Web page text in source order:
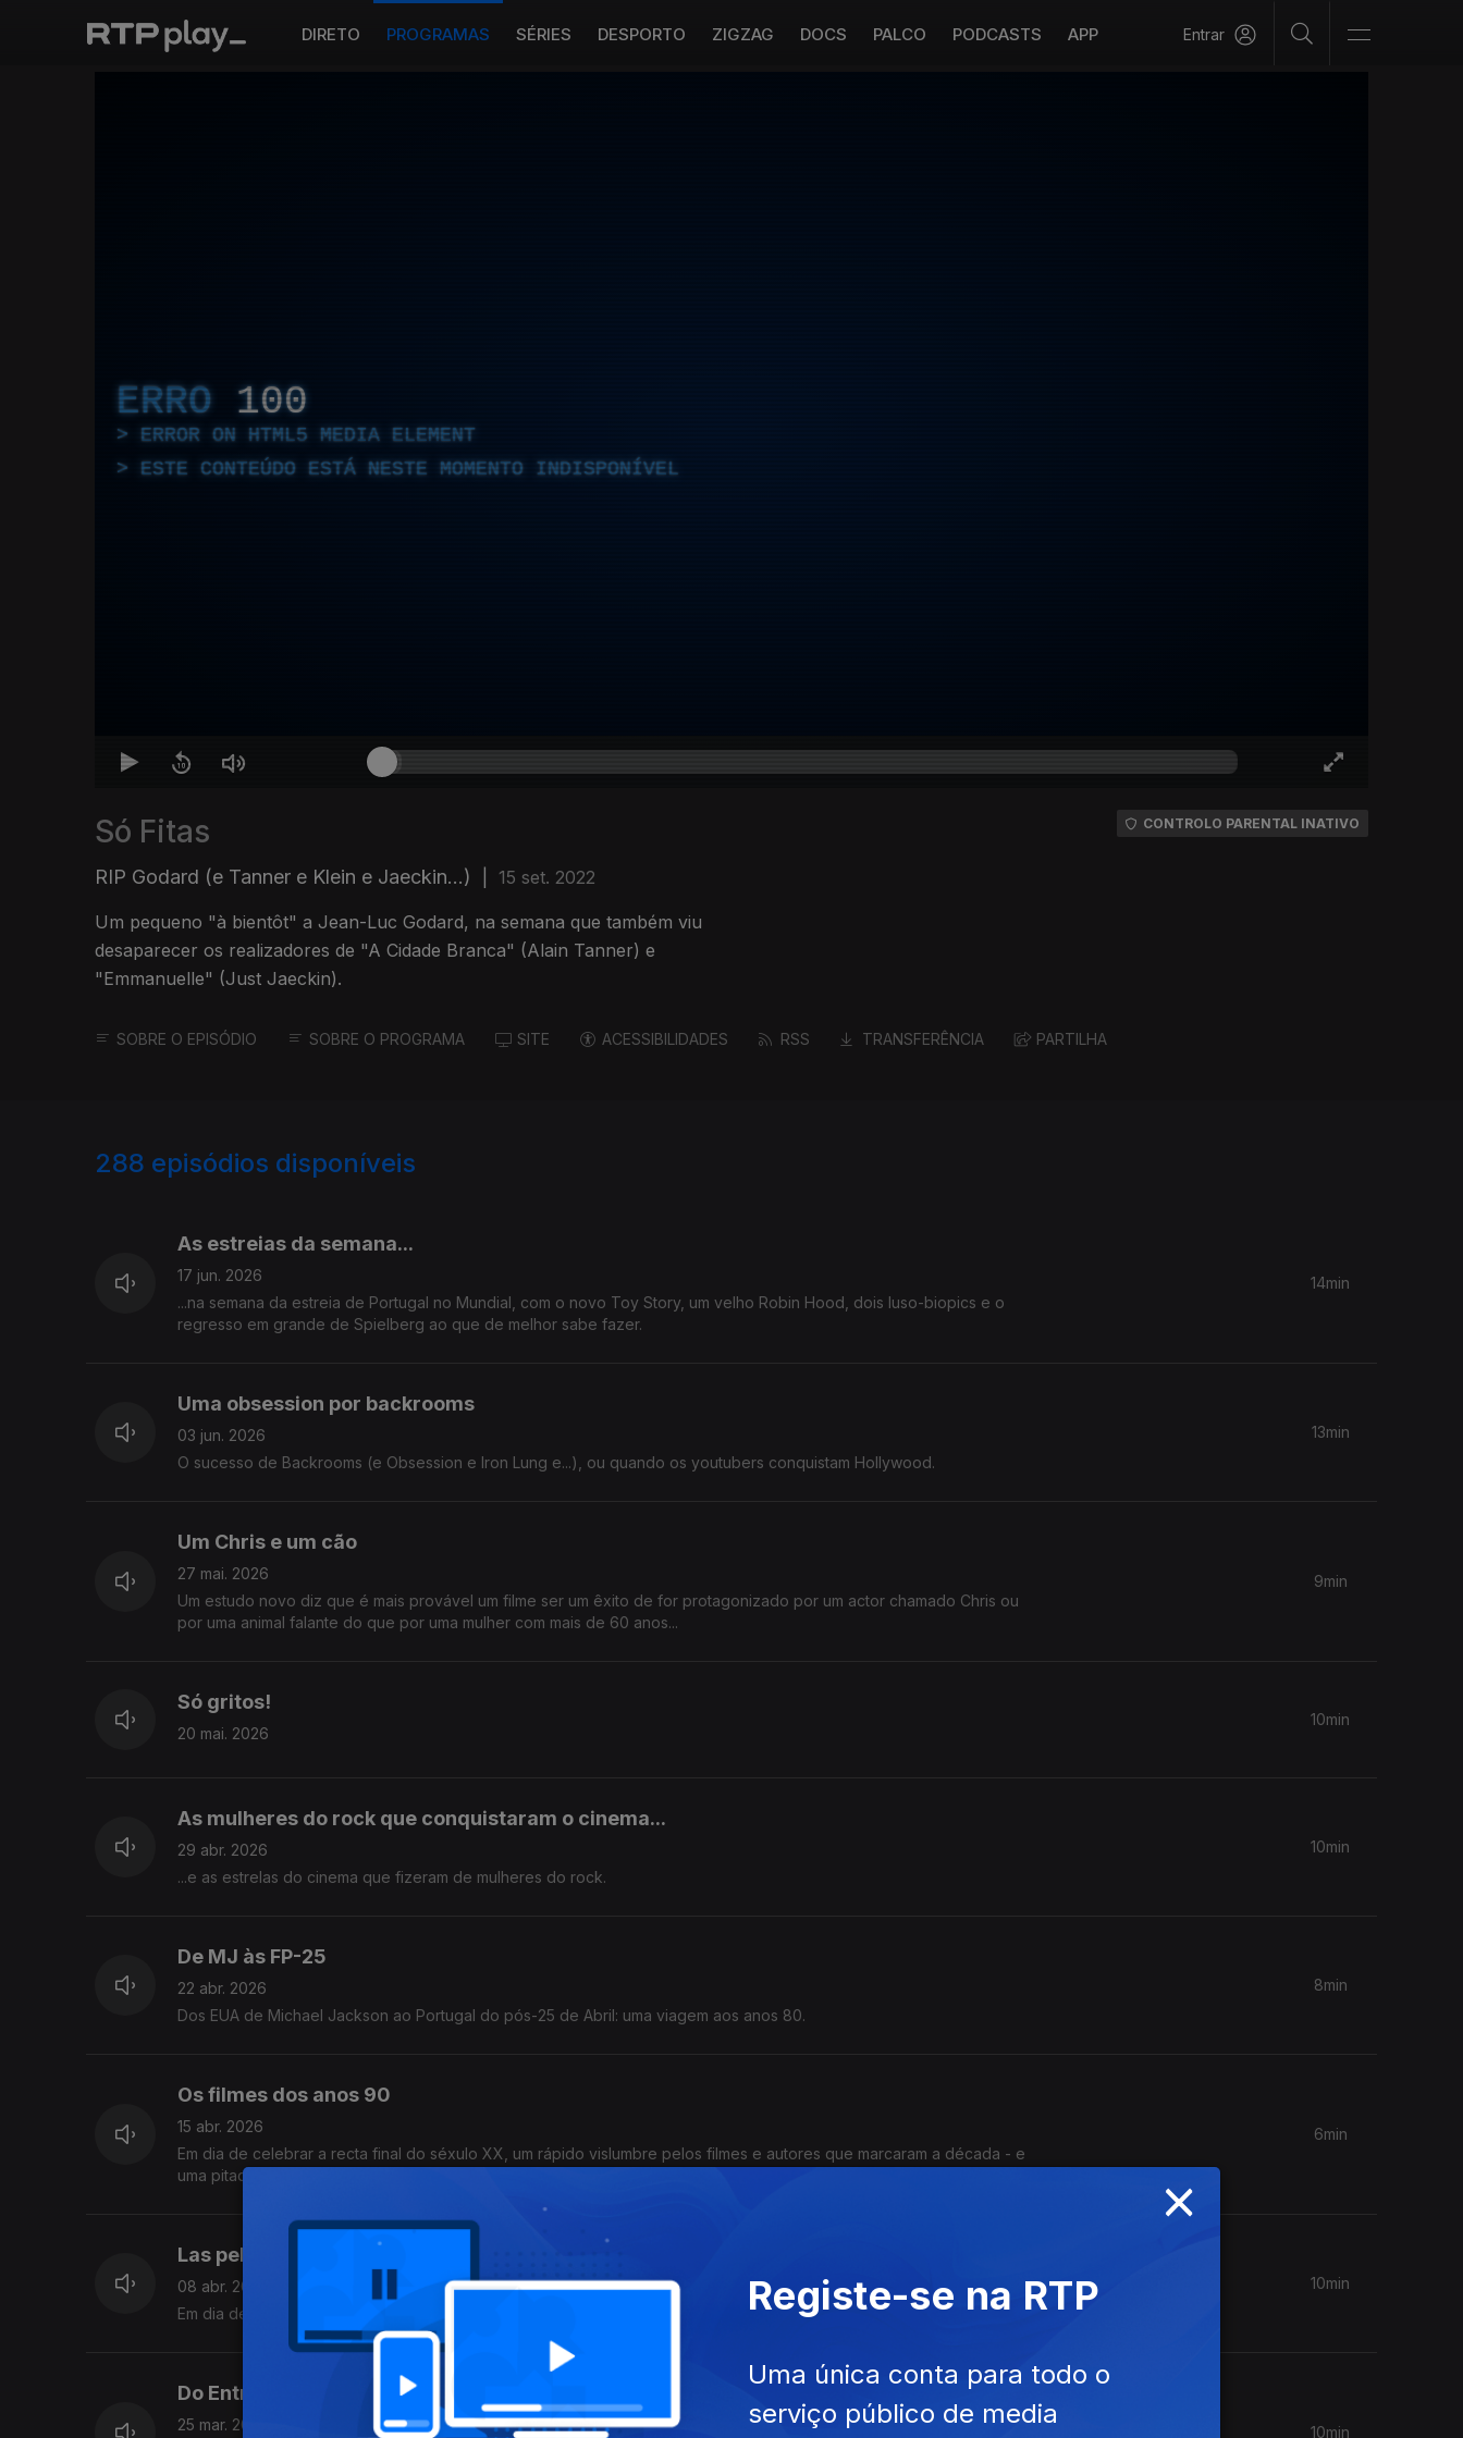
DIRETO PROGRAMAS SÉRIES DESPORTO ZIGZAG DOCS PALCO PODCASTS APP Entrar
ERRO 100
ERROR ON HTML5 MEDIA ELEMENT
ESTE CONTEÚDO ESTÁ NESTE MOMENTO INDISPONÍVEL
Só Fitas
RIP Godard (e Tanner e Klein e Jaeckin...) 15 set. 2022
Um pequeno "à bientôt" a Jean-Luc Godard, na semana que também viu
desaparecer os realizadores de "A Cidade Branca" (Alain Tanner) e
"Emmanuelle" (Just Jaeckin).
CONTROLO PARENTAL INATIVO
SOBRE O EPISÓDIO SOBRE O PROGRAMA SITE ACESSIBILIDADES RSS TRANSFERÊNCIA PARTILHA
288 episódios disponíveis
As estreias da semana...
17 jun. 2026
...na semana da estreia de Portugal no Mundial, com o novo Toy Story, um velho Robin Hood, dois luso-biopics e o
regresso em grande de Spielberg ao que de melhor sabe fazer.
14min
Uma obsession por backrooms
03 jun. 2026
O sucesso de Backrooms (e Obsession e Iron Lung e...), ou quando os youtubers conquistam Hollywood.
13min
Um Chris e um cão
27 mai. 2026
Um estudo novo diz que é mais provável um filme ser um êxito de for protagonizado por um actor chamado Chris ou
por uma animal falante do que por uma mulher com mais de 60 anos...
9min
Só gritos!
20 mai. 2026
10min
As mulheres do rock que conquistaram o cinema...
29 abr. 2026
...e as estrelas do cinema que fizeram de mulheres do rock.
10min
De MJ às FP-25
22 abr. 2026
Dos EUA de Michael Jackson ao Portugal do pós-25 de Abril: uma viagem aos anos 80.
8min
Os filmes dos anos 90
15 abr. 2026
Em dia de celebrar a recta final do séxulo XX, um rápido vislumbre pelos filmes e autores que marcaram a década - e
uma pitada de sugestões de filmes para regressar aos anos 90.
6min
Las peliculas de Rosalía
08 abr. 2026
Em dia de concerto em Lisboa, revelamos os filmes preferidos (e o filme mais odiado) de Rosalía.
10min
Do Entroncamento ao teatro
25 mar. 2026
10min
×
Registe-se na RTP
Uma única conta para todo o
serviço público de media